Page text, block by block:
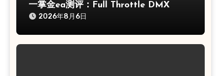
一掌金ea测评：Full Throttle DMX
2026年8月6日